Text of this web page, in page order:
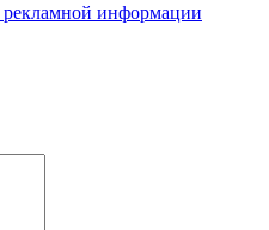
рекламной информации